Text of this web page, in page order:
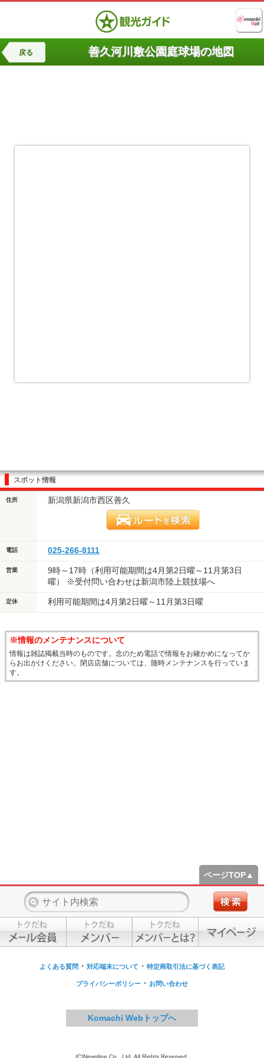
戻る 善久河川敷公園庭球場の地図
スポット情報
住所 新潟県新潟市西区善久
電話 025-266-8111
営業
9時～17時（利用可能期間は4月第2日曜～11月第3日
曜） ※受付問い合わせは新潟市陸上競技場へ
定休 利用可能期間は4月第2日曜～11月第3日曜
※情報のメンテナンスについて
情報は雑誌掲載当時のものです。念のため電話で情報をお確かめになってか
らお出かけください。閉店店舗については、随時メンテナンスを行っていま
す。
ページTOP▲
よくある質問 ・ 対応端末について ・ 特定商取引法に基づく表記
プライバシーポリシー ・ お問い合わせ
Komachi Webトップへ
(C)Newsline Co., Ltd. All Rights Reserved.